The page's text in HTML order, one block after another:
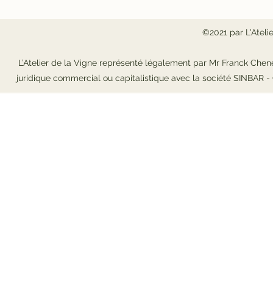
©2021 par
L’Atelier de la Vigne représenté légalement par Mr Franck
juridique commercial ou capitalistique avec la société SINBAR